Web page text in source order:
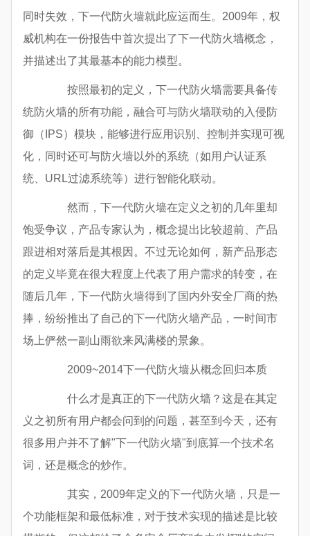
同时失效，下一代防火墙就此应运而生。2009年，权
威机构在一份报告中首次提出了下一代防火墙概念，
并描述出了其最基本的能力模型。
按照最初的定义，下一代防火墙需要具备传
统防火墙的所有功能，融合可与防火墙联动的入侵防
御（IPS）模块，能够进行应用识别、控制并实现可视
化，同时还可与防火墙以外的系统（如用户认证系
统、URL过滤系统等）进行智能化联动。
然而，下一代防火墙在定义之初的几年里却
饱受争议，产品专家认为，概念提出比较超前、产品
跟进相对落后是其根因。不过无论如何，新产品形态
的定义毕竟在很大程度上代表了用户需求的转变，在
随后几年，下一代防火墙得到了国内外安全厂商的热
捧，纷纷推出了自己的下一代防火墙产品，一时间市
场上俨然一副山雨欲来风满楼的景象。
2009~2014下一代防火墙从概念回归本质
什么才是真正的下一代防火墙？这是在其定
义之初所有用户都会问到的问题，甚至到今天，还有
很多用户并不了解"下一代防火墙"到底算一个技术名
词，还是概念的炒作。
其实，2009年定义的下一代防火墙，只是一
个功能框架和最低标准，对于技术实现的描述是比较